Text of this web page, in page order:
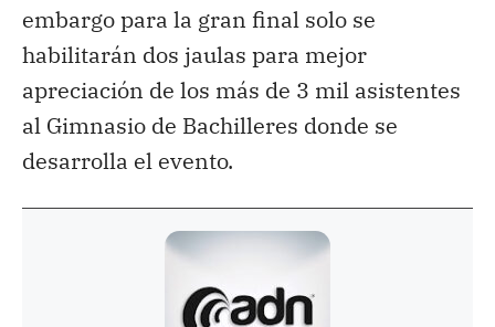
embargo para la gran final solo se
habilitarán dos jaulas para mejor
apreciación de los más de 3 mil asistentes
al Gimnasio de Bachilleres donde se
desarrolla el evento.